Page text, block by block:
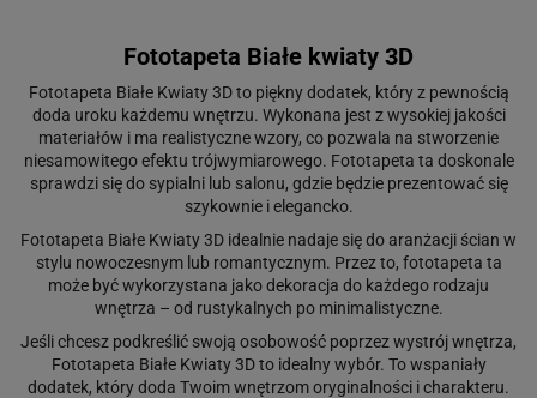
Fototapeta Białe kwiaty 3D
Fototapeta Białe Kwiaty 3D to piękny dodatek, który z pewnością
doda uroku każdemu wnętrzu. Wykonana jest z wysokiej jakości
materiałów i ma realistyczne wzory, co pozwala na stworzenie
niesamowitego efektu trójwymiarowego. Fototapeta ta doskonale
sprawdzi się do sypialni lub salonu, gdzie będzie prezentować się
szykownie i elegancko.
Fototapeta Białe Kwiaty 3D idealnie nadaje się do aranżacji ścian w
stylu nowoczesnym lub romantycznym. Przez to, fototapeta ta
może być wykorzystana jako dekoracja do każdego rodzaju
wnętrza – od rustykalnych po minimalistyczne.
Jeśli chcesz podkreślić swoją osobowość poprzez wystrój wnętrza,
Fototapeta Białe Kwiaty 3D to idealny wybór. To wspaniały
dodatek, który doda Twoim wnętrzom oryginalności i charakteru.